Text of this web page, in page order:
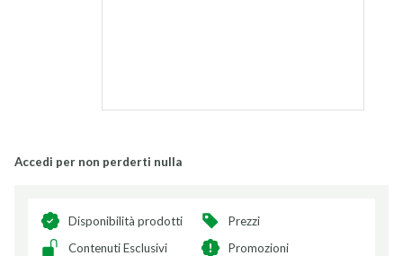
Accedi per non perderti nulla
Disponibilità prodotti
Prezzi
Contenuti Esclusivi
Promozioni